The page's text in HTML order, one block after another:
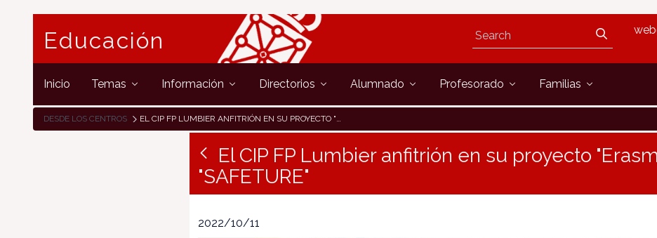
Educación
Inicio Temas Información Directorios Alumnado Profesorado Familias
DESDE LOS CENTROS EL CIP FP LUMBIER ANFITRIÓN EN SU PROYECTO "ERASMUS KA210 "SAFETURE"
El CIP FP Lumbier anfitrión en su proyecto
"SAFETURE"
2022/10/11